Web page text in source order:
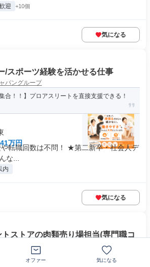
迎 +10個
気になる
/スポーツ経験を活かせる仕事
パングループ
合！！】プロアスリートを直接支援できる！
万円
転職回数は不問！ ★第二新卒・社会人デ
な...
内
気になる
ストアの肉類売り場担当(専門職コ
オファー 気になる